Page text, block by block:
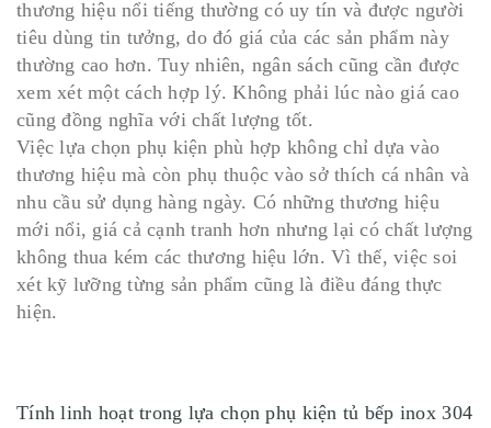
thương hiệu nổi tiếng thường có uy tín và được người
tiêu dùng tin tưởng, do đó giá của các sản phẩm này
thường cao hơn. Tuy nhiên, ngân sách cũng cần được
xem xét một cách hợp lý. Không phải lúc nào giá cao
cũng đồng nghĩa với chất lượng tốt.
Việc lựa chọn phụ kiện phù hợp không chỉ dựa vào
thương hiệu mà còn phụ thuộc vào sở thích cá nhân và
nhu cầu sử dụng hàng ngày. Có những thương hiệu
mới nổi, giá cả cạnh tranh hơn nhưng lại có chất lượng
không thua kém các thương hiệu lớn. Vì thế, việc soi
xét kỹ lưỡng từng sản phẩm cũng là điều đáng thực
hiện.
Tính linh hoạt trong lựa chọn phụ kiện tủ bếp inox 304